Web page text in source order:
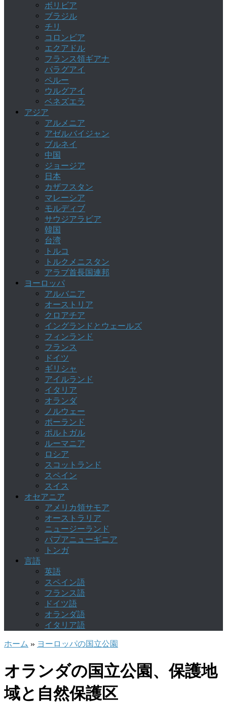
ボリビア
ブラジル
チリ
コロンビア
エクアドル
フランス領ギアナ
パラグアイ
ペルー
ウルグアイ
ベネズエラ
アジア
アルメニア
アゼルバイジャン
ブルネイ
中国
ジョージア
日本
カザフスタン
マレーシア
モルディブ
サウジアラビア
韓国
台湾
トルコ
トルクメニスタン
アラブ首長国連邦
ヨーロッパ
アルバニア
オーストリア
クロアチア
イングランドとウェールズ
フィンランド
フランス
ドイツ
ギリシャ
アイルランド
イタリア
オランダ
ノルウェー
ポーランド
ポルトガル
ルーマニア
ロシア
スコットランド
スペイン
スイス
オセアニア
アメリカ領サモア
オーストラリア
ニュージーランド
パプアニューギニア
トンガ
言語
英語
スペイン語
フランス語
ドイツ語
オランダ語
イタリア語
ホーム » ヨーロッパの国立公園
オランダの国立公園、保護地
域と自然保護区